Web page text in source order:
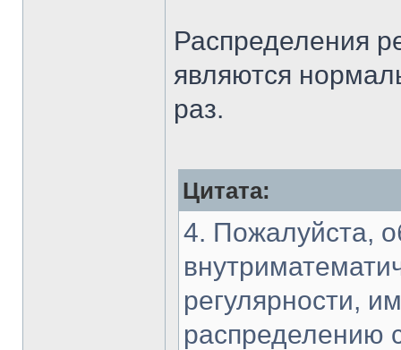
Распределения
являются
раз.
Цитата:
4. Пожалуйста,
регулярности,
распределению